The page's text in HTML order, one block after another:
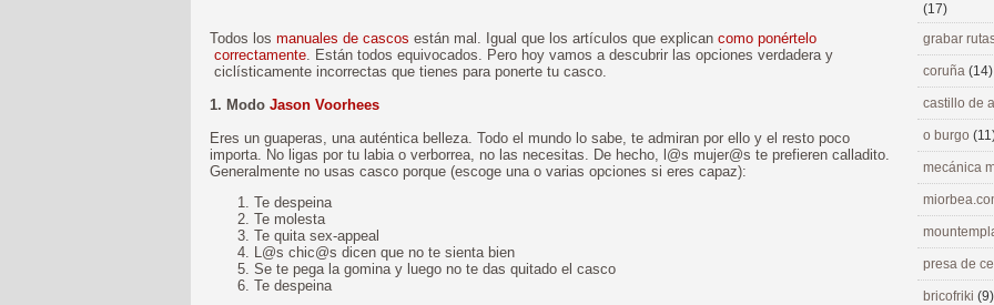
Todos los manuales de cascos están mal. Igual que los artículos que explican como ponértelo
correctamente. Están todos equivocados. Pero hoy vamos a descubrir las opciones verdadera y
ciclísticamente incorrectas que tienes para ponerte tu casco.
1. Modo Jason Voorhees
Eres un guaperas, una auténtica belleza. Todo el mundo lo sabe, te admiran por ello y el resto poco
importa. No ligas por tu labia o verborrea, no las necesitas. De hecho, l@s mujer@s te prefieren calladito.
Generalmente no usas casco porque (escoge una o varias opciones si eres capaz):
Te despeina
Te molesta
Te quita sex-appeal
L@s chic@s dicen que no te sienta bien
Se te pega la gomina y luego no te das quitado el casco
Te despeina
(17)
grabar
coruña (14)
castillo de
o burgo
mecánica
presa de
bricofriki (9)